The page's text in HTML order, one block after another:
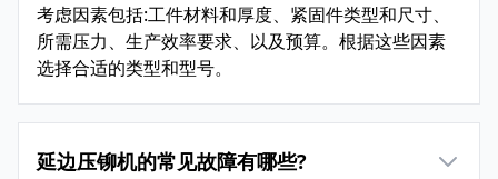
考虑因素包括:工件材料和厚度、紧固件类型和尺寸、
所需压力、生产效率要求、以及预算。根据这些因素
选择合适的类型和型号。
延边压铆机的常见故障有哪些?